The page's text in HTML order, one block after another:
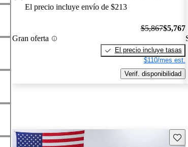
El precio incluye envío de $213
Gran oferta
$5,867$5,767
El precio incluye tasas
$110/mes est.
Verif. disponibilidad